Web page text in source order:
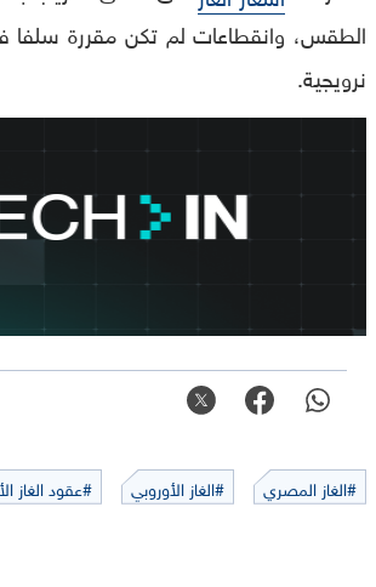
الطقس، وانقطاعات لم تكن مقررة
نرويجية.
#الغاز المصري #الغاز الأوروبي #عقود الغاز